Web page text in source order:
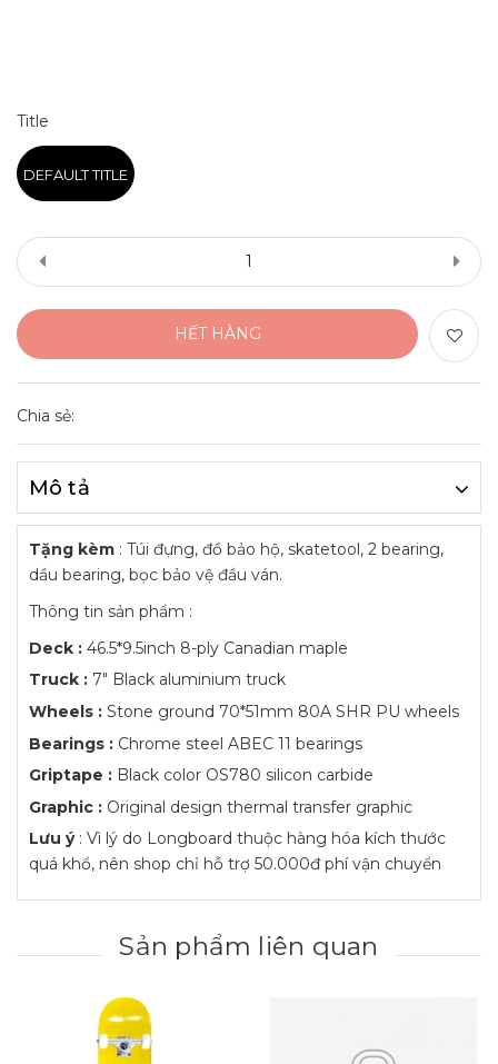
Title
DEFAULT TITLE
HẾT HÀNG
Chia sẻ:
Mô tả
Tặng kèm : Túi đựng, đồ bảo hộ, skatetool, 2 bearing,
dầu bearing, bọc bảo vệ đầu ván.
Thông tin sản phẩm :
Deck : 46.5*9.5inch 8-ply Canadian maple
Truck : 7" Black aluminium truck
Wheels : Stone ground 70*51mm 80A SHR PU wheels
Bearings : Chrome steel ABEC 11 bearings
Griptape : Black color OS780 silicon carbide
Graphic : Original design thermal transfer graphic
Lưu ý: Vì lý do Longboard thuộc hàng hóa kích thước
quá khổ, nên shop chỉ hỗ trợ 50.000đ phí vận chuyển
Sản phẩm liên quan